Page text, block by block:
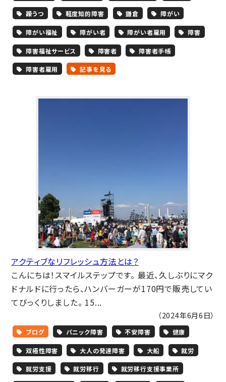
躁うつ 軽度知的障害 鎌倉 障がい
障がい福祉 障がい者 障がい者雇用 障害
障害福祉サービス 障害者 障害者手帳
障害者雇用 記事を見る
アクティブなリフレッシュ方法とは？
こんにちは！スマイルステップです。 最近、久しぶりにマク
ドナルドに行ったら、ハンバーガーが170円で販売してい
てびっくりしました。 15...
（2024年6月6日）
ブログ パニック障害 不安障害 健康
双極性障害 大人の発達障害 大船 就労
就労支援 就労移行 就労移行支援事業所